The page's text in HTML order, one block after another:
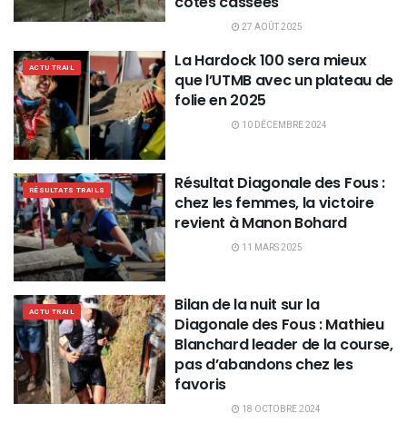
27 AOÛT 2025
ACTU TRAIL
La Hardock 100 sera mieux
que l’UTMB avec un plateau de
folie en 2025
10 DÉCEMBRE 2024
RÉSULTATS TRAILS
Résultat Diagonale des Fous :
chez les femmes, la victoire
revient à Manon Bohard
11 MARS 2025
ACTU TRAIL
Bilan de la nuit sur la
Diagonale des Fous : Mathieu
Blanchard leader de la course,
pas d’abandons chez les
favoris
18 OCTOBRE 2024